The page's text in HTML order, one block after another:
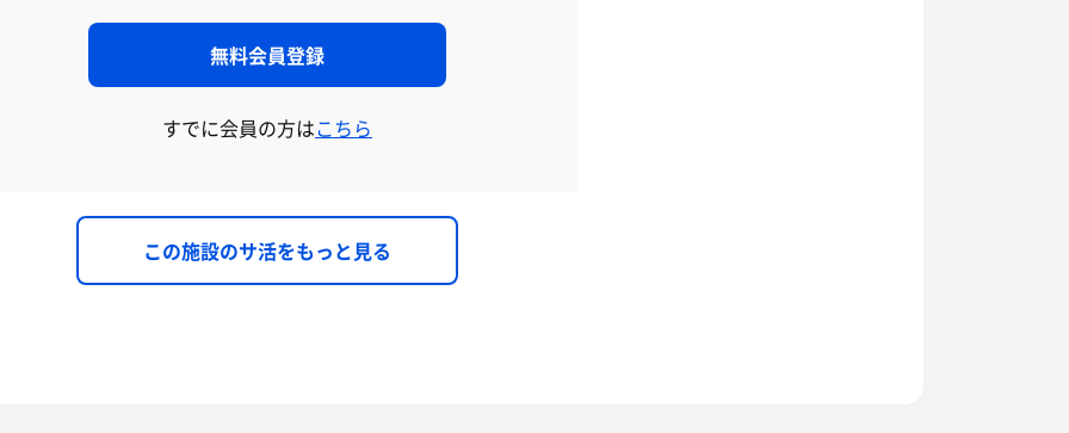
無料会員登録
すでに会員の方はこちら
この施設のサ活をもっと見る